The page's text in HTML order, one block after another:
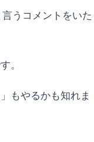
うコメントをいた
。
もやるかも知れま